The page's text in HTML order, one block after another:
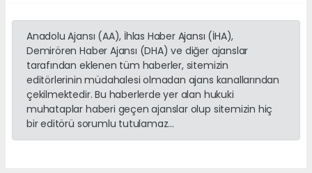
Anadolu Ajansı (AA), İhlas Haber Ajansı (İHA),
Demirören Haber Ajansı (DHA) ve diğer ajanslar
tarafından eklenen tüm haberler, sitemizin
editörlerinin müdahalesi olmadan ajans kanallarından
çekilmektedir. Bu haberlerde yer alan hukuki
muhataplar haberi geçen ajanslar olup sitemizin hiç
bir editörü sorumlu tutulamaz...